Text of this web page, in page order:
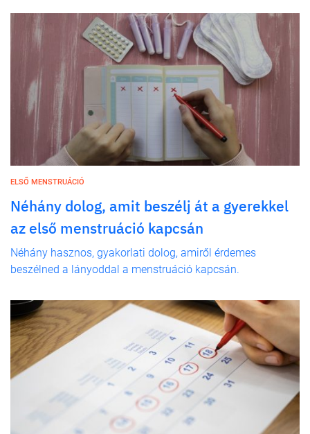
ELSŐ MENSTRUÁCIÓ
Néhány dolog, amit beszélj át a gyerekkel
az első menstruáció kapcsán
Néhány hasznos, gyakorlati dolog, amiről érdemes
beszélned a lányoddal a menstruáció kapcsán.